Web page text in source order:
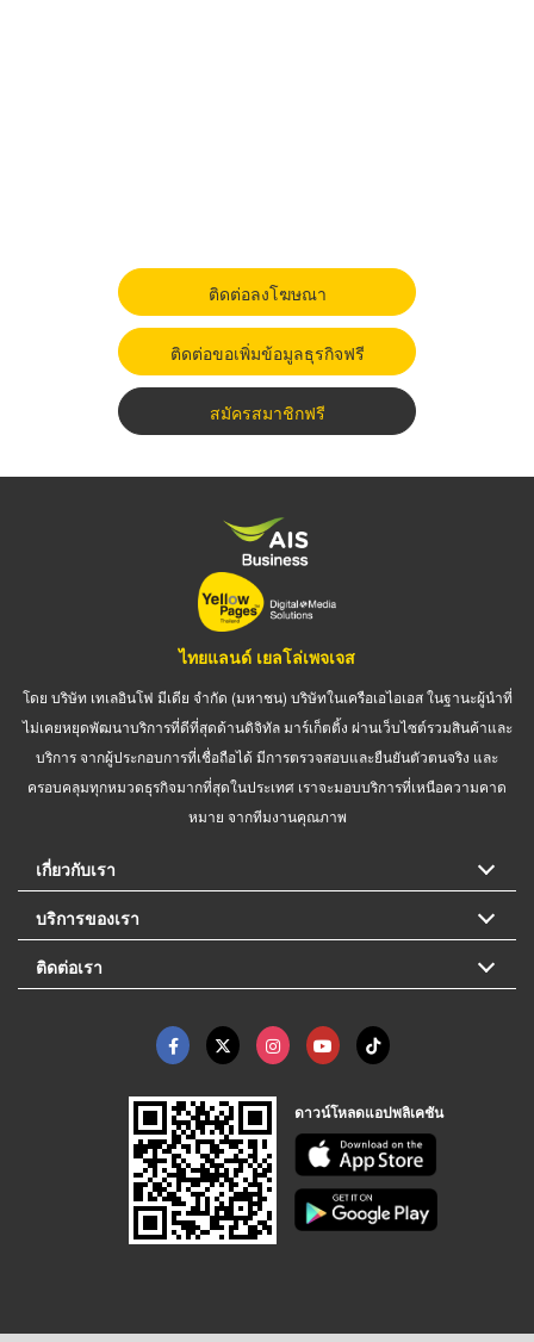
ติดต่อลงโฆษณา
ติดต่อขอเพิ่มข้อมูลธุรกิจฟรี
สมัครสมาชิกฟรี
ไทยแลนด์ เยลโล่เพจเจส
โดย บริษัท เทเลอินโฟ มีเดีย จำกัด (มหาชน) บริษัทในเครือเอไอเอส ในฐานะผู้นำที่
ไม่เคยหยุดพัฒนาบริการที่ดีที่สุดด้านดิจิทัล มาร์เก็ตติ้ง ผ่านเว็บไซต์รวมสินค้าและ
บริการ จากผู้ประกอบการที่เชื่อถือได้ มีการตรวจสอบและยืนยันตัวตนจริง และ
ครอบคลุมทุกหมวดธุรกิจมากที่สุดในประเทศ เราจะมอบบริการที่เหนือความคาด
หมาย จากทีมงานคุณภาพ
เกี่ยวกับเรา
บริการของเรา
ติดต่อเรา
ดาวน์โหลดแอปพลิเคชัน